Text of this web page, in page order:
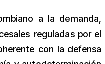
a la demanda,
reguladas por el
con la defensa